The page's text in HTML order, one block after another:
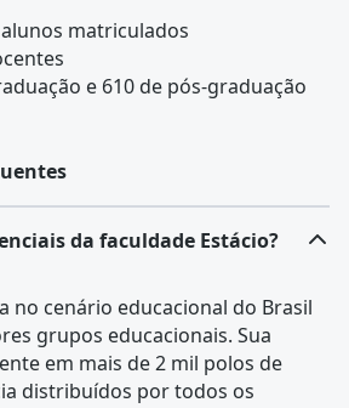
matriculados
e 610 de pós-graduação
da faculdade Estácio?
no cenário educacional do Brasil
grupos educacionais. Sua
em mais de 2 mil polos de
distribuídos por todos os